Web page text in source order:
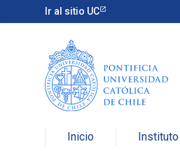
Ir al sitio UC
Inicio Instituto